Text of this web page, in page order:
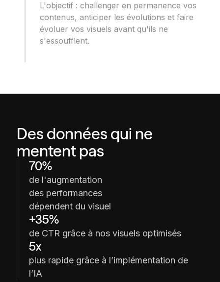
L'objectif : challenger en permanence vos
contenus, anticiper les évolutions et faire
évoluer vos visuels avant qu'ils ne
s'essoufflent.
Des données qui ne
mentent pas
70%
de l'augmentation
des performances
dépendent du visuel
+35%
de CTR grâce à nos visuels optimisés
5x
plus rapide grâce à l’implémentation de
l’IA